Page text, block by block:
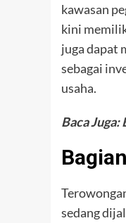
kawasan
kini
juga dapat
sebagai
usaha.
Baca Juga:
sedang